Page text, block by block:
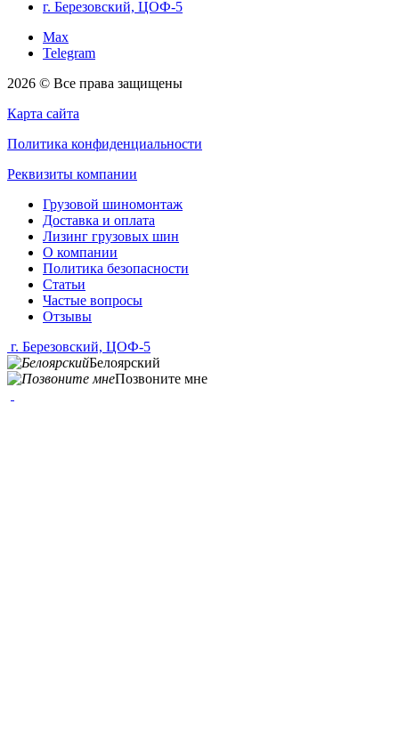
г. Березовский, ЦОФ-5
Max
Telegram
2026 © Все права защищены
Карта сайта
Политика конфиденциальности
Реквизиты компании
Грузовой шиномонтаж
Доставка и оплата
Лизинг грузовых шин
О компании
Политика безопасности
Статьи
Частые вопросы
Отзывы
г. Березовский, ЦОФ-5
Белоярский
Позвоните мне